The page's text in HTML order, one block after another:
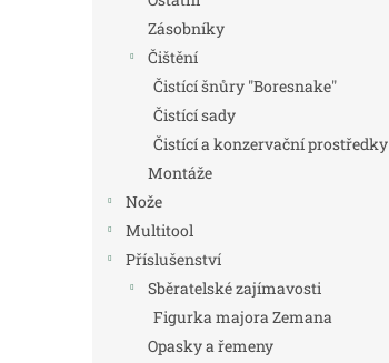
Zásobníky
Čištění
Čistící šnůry "Boresnake"
Čistící sady
Čistící a konzervační prostředky
Montáže
Nože
Multitool
Příslušenství
Sběratelské zajímavosti
Figurka majora Zemana
Opasky a řemeny